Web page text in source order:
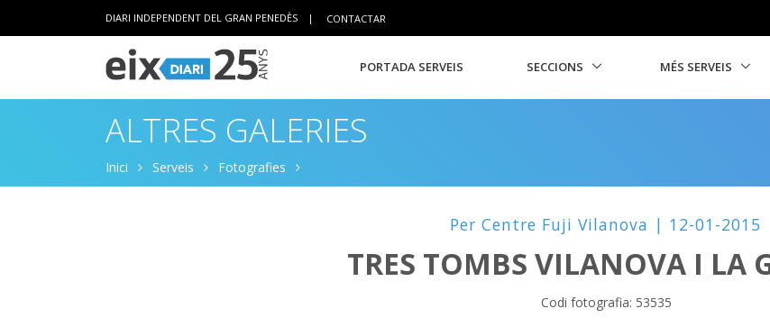
DIARI INDEPENDENT DEL GRAN PENEDÈS | CONTACTAR
PORTADA SERVEIS SECCIONS MÉS SERVEIS
ALTRES GALERIES
Inici Serveis Fotografies
Per Centre Fuji Vilanova | 12-01-2015
TRES TOMBS VILANOVA I LA
Codi fotografia: 53535